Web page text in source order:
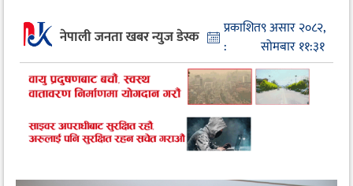
नेपाली जनता खबर न्युज डेस्क
प्रकाशित
:
९ असार २०८२,
सोमबार ११:३१